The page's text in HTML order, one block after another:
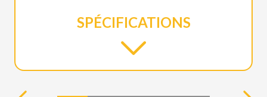
SPÉCIFICATIONS